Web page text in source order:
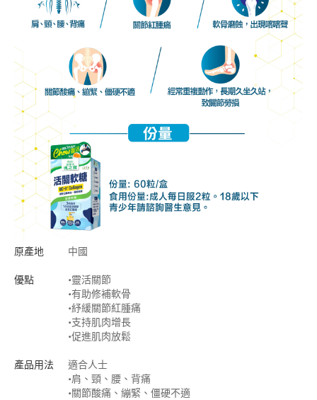
原產地 中國
優點
•靈活關節
•有助修補軟骨
•紓緩關節紅腫痛
•支持肌肉增長
•促進肌肉放鬆
產品用法
適合人士
•肩、頸、腰、背痛
•關節酸痛、繃緊、僵硬不適